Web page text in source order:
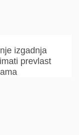
izgadnja
prevlast